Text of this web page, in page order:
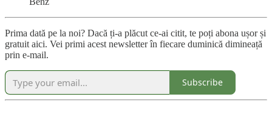
Prima dată pe la noi? Dacă ți-a plăcut ce-ai citit, te poți abona ușor și
gratuit aici. Vei primi acest newsletter în fiecare duminică dimineață
prin e-mail.
Subscribe